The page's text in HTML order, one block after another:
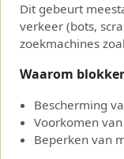
Dit gebeurt
verkeer (bots,
zoekmachines
Waarom
Bescherming
Voorkomen
Beperken van